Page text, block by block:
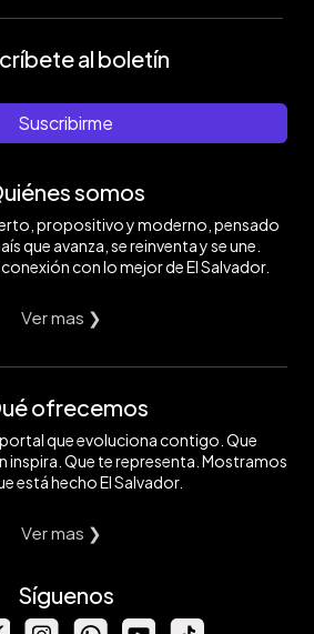
al boletín
Suscribirme
somos
propositivo y moderno, pensado
que avanza, se reinventa y se une.
con lo mejor de El Salvador.
Ver mas ❯
ofrecemos
que evoluciona contigo. Que
inspira. Que te representa. Mostramos
está hecho El Salvador.
Ver mas ❯
Síguenos